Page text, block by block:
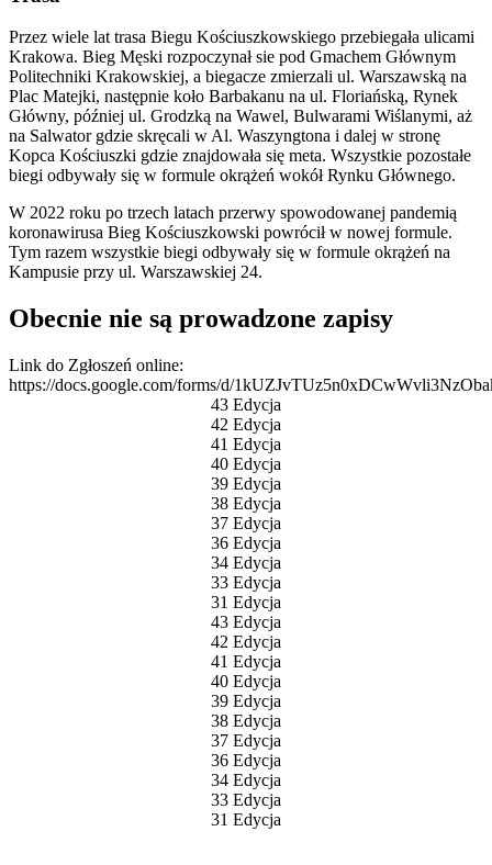
Przez wiele lat trasa Biegu Kościuszkowskiego przebiegała ulicami
Krakowa. Bieg Męski rozpoczynał sie pod Gmachem Głównym
Politechniki Krakowskiej, a biegacze zmierzali ul. Warszawską na
Plac Matejki, następnie koło Barbakanu na ul. Floriańską, Rynek
Główny, później ul. Grodzką na Wawel, Bulwarami Wiślanymi, aż
na Salwator gdzie skręcali w Al. Waszyngtona i dalej w stronę
Kopca Kościuszki gdzie znajdowała się meta. Wszystkie pozostałe
biegi odbywały się w formule okrążeń wokół Rynku Głównego.
W 2022 roku po trzech latach przerwy spowodowanej pandemią
koronawirusa Bieg Kościuszkowski powrócił w nowej formule.
Tym razem wszystkie biegi odbywały się w formule okrążeń na
Kampusie przy ul. Warszawskiej 24.
Obecnie nie są prowadzone zapisy
Link do Zgłoszeń online:
https://docs.google.com/forms/d/
43 Edycja
42 Edycja
41 Edycja
40 Edycja
39 Edycja
38 Edycja
37 Edycja
36 Edycja
34 Edycja
33 Edycja
31 Edycja
43 Edycja
42 Edycja
41 Edycja
40 Edycja
39 Edycja
38 Edycja
37 Edycja
36 Edycja
34 Edycja
33 Edycja
31 Edycja